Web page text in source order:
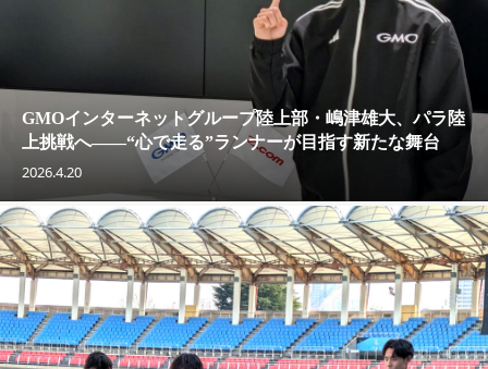
GMOインターネットグループ陸上部・嶋津雄大、パラ陸
上挑戦へ——“心で走る”ランナーが目指す新たな舞台
2026.4.20